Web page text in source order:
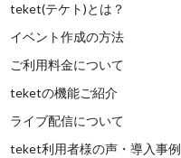
teket(テケト)とは？
イベント作成の方法
ご利用料金について
teketの機能ご紹介
ライブ配信について
teket利用者様の声・導入事例